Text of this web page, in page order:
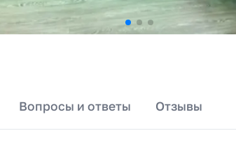
Вопросы и ответы Отзывы